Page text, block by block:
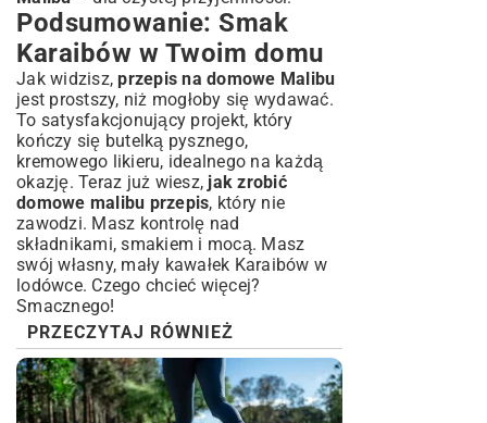
Podsumowanie: Smak
Karaibów w Twoim domu
Jak widzisz,przepis na domowe Malibu
jest prostszy, niż mogłoby się wydawać.
To satysfakcjonujący projekt, który
kończy się butelką pysznego,
kremowego likieru, idealnego na każdą
okazję. Teraz już wiesz, jak zrobić
domowe malibu przepis, który nie
zawodzi. Masz kontrolę nad
składnikami, smakiem i mocą. Masz
swój własny, mały kawałek Karaibów w
lodówce. Czego chcieć więcej?
Smacznego!
PRZECZYTAJ RÓWNIEŻ